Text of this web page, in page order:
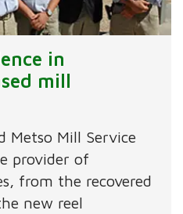
in
mill
Metso Mill Service
provider of
from the recovered
new reel